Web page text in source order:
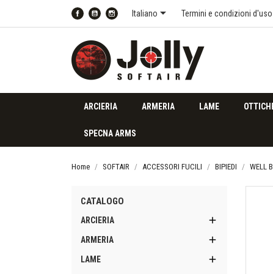
FacebookYouTube
Italiano Termini e condizioni d'uso
ARCIERIA ARMERIA LAME
SPECNA ARMS
Home SOFTAIR ACCESSORI FUCILI BIPIEDI WELL
CATALOGO
ARCIERIA 
ARMERIA 
LAME 